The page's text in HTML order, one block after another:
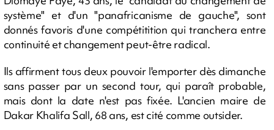
système" et d'un "panafricanisme de gauche", sont
donnés favoris d'une compétitition qui tranchera entre
continuité et changement peut-être radical.
Ils affirment tous deux pouvoir l'emporter dès dimanche
sans passer par un second tour, qui paraît probable,
mais dont la date n'est pas fixée. L'ancien maire de
Dakar Khalifa Sall, 68 ans, est cité comme outsider.